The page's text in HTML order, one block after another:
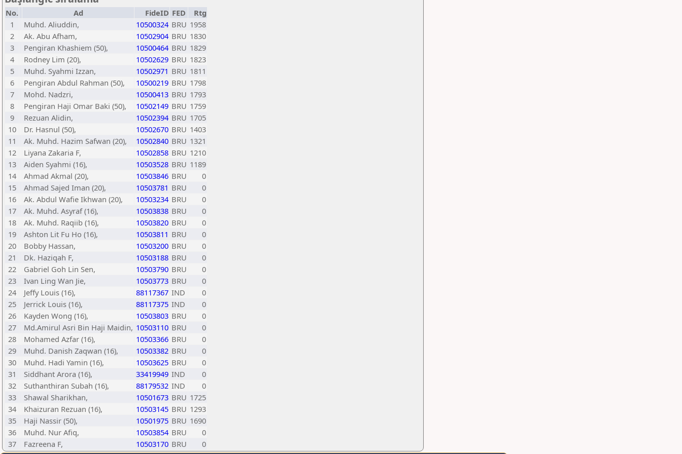
No. Ad FideID FED
Rtg
1
Muhd. Aliuddin, 10500324 BRU 1958
2
Ak. Abu Afham, 10502904 BRU 1830
3
Pengiran Khashiem (50), 10500464 BRU 1829
4
Rodney Lim (20), 10502629 BRU 1823
5
Muhd. Syahmi Izzan, 10502971 BRU 1811
6
Pengiran Abdul Rahman (50), 10500219 BRU 1798
7
Mohd. Nadzri, 10500413 BRU 1793
8
Pengiran Haji Omar Baki (50), 10502149 BRU 1759
9
Rezuan Alidin, 10502394 BRU 1705
10
Dr. Hasnul (50), 10502670 BRU 1403
11
Ak. Muhd. Hazim Safwan (20), 10502840 BRU 1321
12
Liyana Zakaria F, 10502858 BRU 1210
13
Aiden Syahmi (16), 10503528 BRU 1189
14
Ahmad Akmal (20), 10503846 BRU
0
15
Ahmad Sajed Iman (20), 10503781 BRU
0
16
Ak. Abdul Wafie Ikhwan (20), 10503234 BRU
0
17
Ak. Muhd. Asyraf (16), 10503838 BRU
0
18
Ak. Muhd. Raqiib (16), 10503820 BRU
0
19
Ashton Lit Fu Ho (16), 10503811 BRU
0
20
Bobby Hassan, 10503200 BRU
0
21
Dk. Haziqah F, 10503188 BRU
0
22
Gabriel Goh Lin Sen, 10503790 BRU
0
23
Ivan Ling Wan Jie, 10503773 BRU
0
24
Jeffy Louis (16), 88117367 IND
0
25
Jerrick Louis (16), 88117375 IND
0
26
Kayden Wong (16), 10503803 BRU
0
27
Md.Amirul Asri Bin Haji Maidin, 10503110 BRU
0
28
Mohamed Azfar (16), 10503366 BRU
0
29
Muhd. Danish Zaqwan (16), 10503382 BRU
0
30
Muhd. Hadi Yamin (16), 10503625 BRU
0
31
Siddhant Arora (16), 33419949 IND
0
32
Suthanthiran Subah (16), 88179532 IND
0
33
Shawal Sharikhan, 10501673 BRU 1725
34
Khaizuran Rezuan (16), 10503145 BRU 1293
35
Haji Nassir (50), 10501975 BRU 1690
36
Muhd. Nur Afiq, 10503854 BRU
0
37
Fazreena F, 10503170 BRU 0